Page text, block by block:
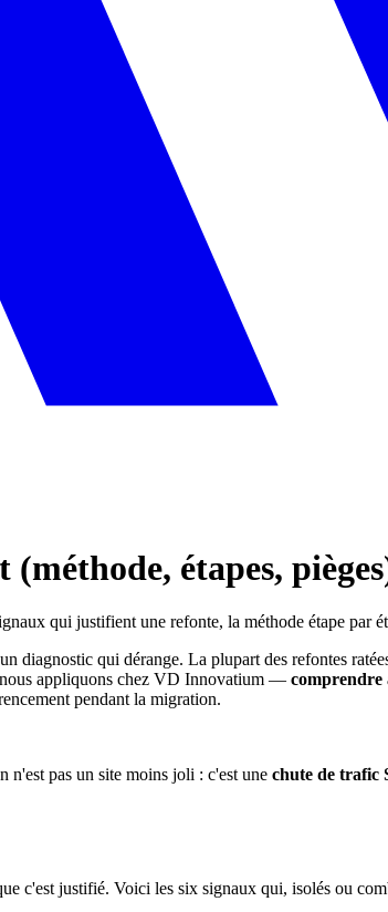
étapes,
qui justifient une refonte, la méthode étape par
diagnostic qui dérange. La plupart des refontes
nous appliquons chez VD Innovatium — comprendre
pendant la migration.
n'est pas un site moins joli : c'est une chute de trafic
c'est justifié. Voici les six signaux qui, isolés ou